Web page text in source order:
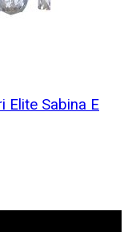
Elite Sabina E